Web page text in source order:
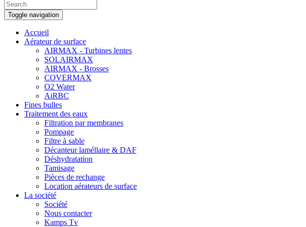
Toggle navigation
Accueil
Aérateur de surface
AIRMAX - Turbines lentes
SOLAIRMAX
AIRMAX - Brosses
COVERMAX
O2 Water
AiRBC
Fines bulles
Traitement des eaux
Filtration par membranes
Pompage
Filtre à sable
Décanteur laméllaire & DAF
Déshydratation
Tamisage
Pièces de rechange
Location aérateurs de surface
La société
Société
Nous contacter
Kamps Tv